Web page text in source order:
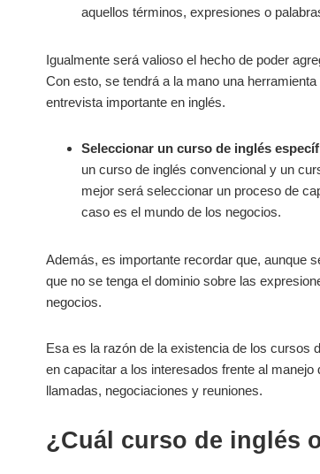
aquellos términos, expresiones o
Igualmente será valioso el hecho de poder
Con esto, se tendrá a la mano una
entrevista importante en inglés.
Seleccionar un curso de inglés
un curso de inglés convencional y un
mejor será seleccionar un proceso de
caso es el mundo de los negocios.
Además, es importante recordar que, aunque
que no se tenga el dominio sobre las
negocios.
Esa es la razón de la existencia de los cursos
en capacitar a los interesados frente al
llamadas, negociaciones y reuniones.
¿Cuál curso de inglés